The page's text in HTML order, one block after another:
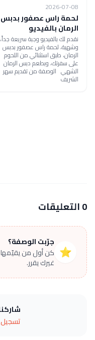
2026-07-08
لحمة راس عصفور بدبس
الرمان بالفيديو
نقدم لك بالفيديو وجبة سريعة جداً،
وشهية، لحمة راس عصفور بدبس
الرمان، طبق استثنائي من اللحوم
على سفرتك، وبطعم دبس الرمان
الشهي الوصفة من تقديم سهر
الشريف
0 التعليقات
⭐
جرّبت الوصفة؟
كن أول من يقيّمها
غيرك يقرر.